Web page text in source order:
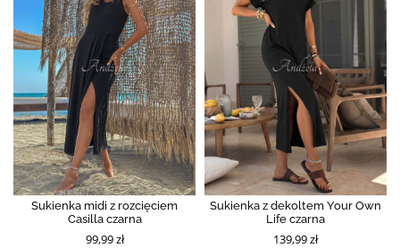
Sukienka midi z rozcięciem
Casilla czarna
99,99 zł
Sukienka z dekoltem Your Own
Life czarna
139,99 zł